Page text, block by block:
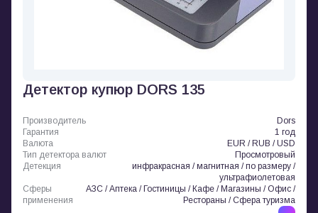
Детектор купюр DORS 135
Производитель
Dors
Гарантия
1 год
Валюта
EUR / RUB / USD
Тип детектора валют
Просмотровый
Детекция
инфракрасная / магнитная / по размеру /
ультрафиолетовая
Сферы
применения
АЗС / Аптека / Гостиницы / Кафе / Магазины / Офис /
Рестораны / Сфера туризма